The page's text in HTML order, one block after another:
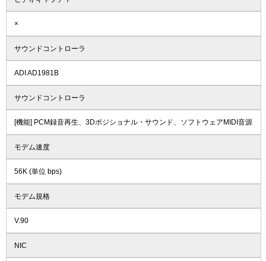
×
サウンドコントローラ
ADI AD1981B
サウンドコントローラ
[機能] PCM録音再生、3Dポジショナル・サウンド、ソフトウェアMIDI音源
モデム速度
56K (単位 bps)
モデム規格
V.90
NIC